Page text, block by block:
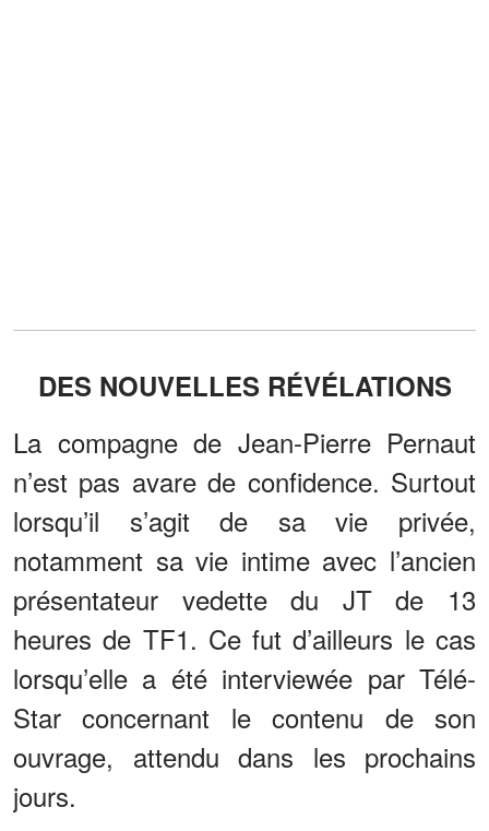
DES NOUVELLES RÉVÉLATIONS
La compagne de Jean-Pierre Pernaut
n’est pas avare de confidence. Surtout
lorsqu’il s’agit de sa vie privée,
notamment sa vie intime avec l’ancien
présentateur vedette du JT de 13
heures de TF1. Ce fut d’ailleurs le cas
lorsqu’elle a été interviewée par Télé-
Star concernant le contenu de son
ouvrage, attendu dans les prochains
jours.